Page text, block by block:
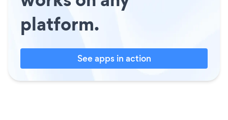
platform.
See apps in action